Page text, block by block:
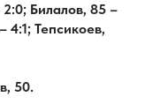
Билалов, 85 –
Тепсикоев,
50.